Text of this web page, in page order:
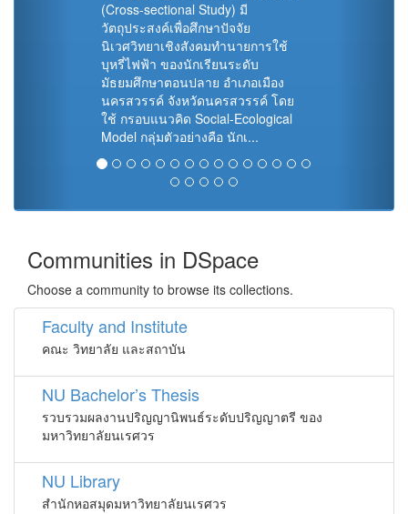
(Cross-sectional Study) มี
วัตถุประสงค์เพื่อศึกษาปัจจัย
นิเวศวิทยาเชิงสังคมทำนายการใช้
บุหรี่ไฟฟ้า ของนักเรียนระดับ
มัธยมศึกษาตอนปลาย อำเภอเมือง
นครสวรรค์ จังหวัดนครสวรรค์ โดย
ใช้ กรอบแนวคิด Social-Ecological
Model กลุ่มตัวอย่างคือ นักเ...
Communities in DSpace
Choose a community to browse its collections.
Faculty and Institute
คณะ วิทยาลัย และสถาบัน
NU Bachelor’s Thesis
รวบรวมผลงานปริญญานิพนธ์ระดับปริญญาตรี ของ
มหาวิทยาลัยนเรศวร
NU Library
สำนักหอสมุดมหาวิทยาลัยนเรศวร